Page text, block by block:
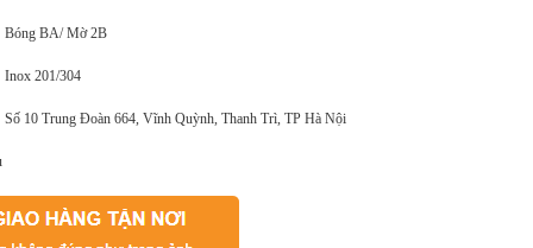
Bóng BA/ Mờ 2B
Inox 201/304
Số 10 Trung Đoàn 664, Vĩnh Quỳnh, Thanh Trì, TP Hà Nội